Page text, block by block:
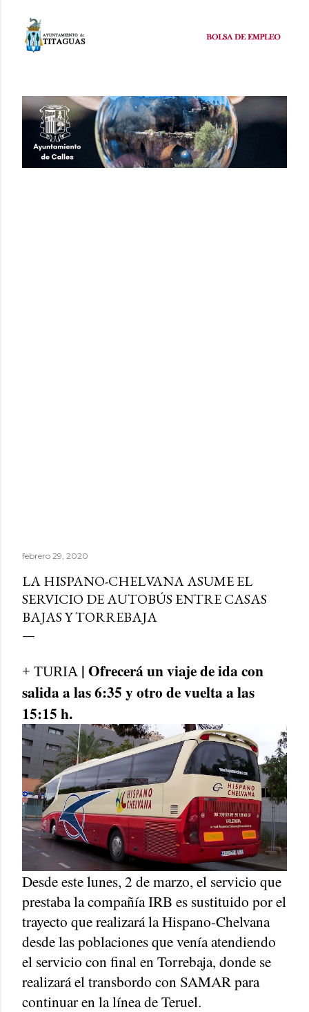
febrero 29, 2020
LA HISPANO-CHELVANA ASUME EL
SERVICIO DE AUTOBÚS ENTRE CASAS
BAJAS Y TORREBAJA
+ TURIA | Ofrecerá un viaje de ida con
salida a las 6:35 y otro de vuelta a las
15:15 h.
Desde este lunes, 2 de marzo, el servicio que
prestaba la compañía IRB es sustituido por el
trayecto que realizará la Hispano-Chelvana
desde las poblaciones que venía atendiendo
el servicio con final en Torrebaja, donde se
realizará el transbordo con SAMAR para
continuar en la línea de Teruel.